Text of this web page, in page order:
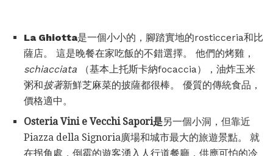
La Ghiotta是一個小小的，腳踏實地的rosticceria和比
薩店。 這是晚餐在家吃飯的不錯選擇。 他們的烤雞，
schiacciata （基本上托斯卡納focaccia），油炸玉米
粥和披著新鮮芝麻菜的披薩都很棒。 優質的傳統食品，
價格適中。
Osteria Vini e Vecchi Sapori是另一個小洞，但靠近
Piazza della Signoria廣場和城市最大的旅遊景點。 就
在拐角處，倒霉的遊客湧入人行道餐廳，供應可怕的冷